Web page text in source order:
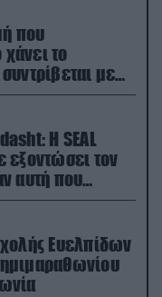
που
το
με
(βίντεο)
Η SEAL
εξοντώσει τον
αυτή που
του F-15
Ευελπίδων